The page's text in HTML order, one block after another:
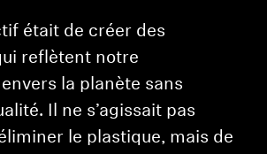
était de créer des
reflètent notre
la planète sans
Il ne s’agissait pas
le plastique, mais de